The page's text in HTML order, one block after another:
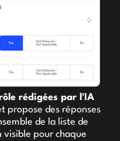
rédigées par l'IA
propose des réponses
de la liste de
visible pour chaque